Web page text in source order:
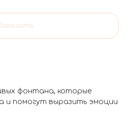
фонтана, которые
и помогут выразить эмоции